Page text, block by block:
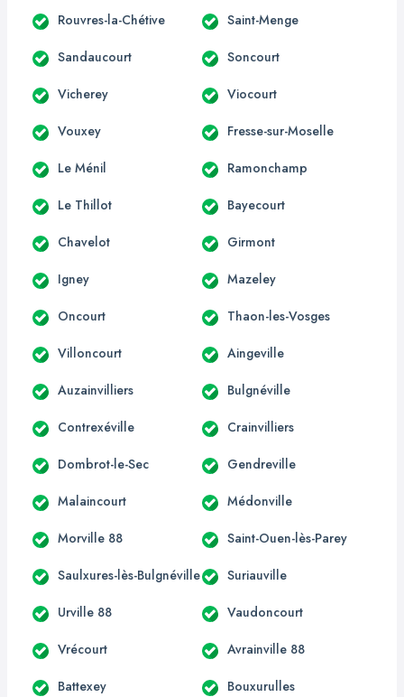
Rouvres-la-Chétive Saint-Menge
Sandaucourt Soncourt
Vicherey Viocourt
Vouxey Fresse-sur-Moselle
Le Ménil Ramonchamp
Le Thillot Bayecourt
Chavelot Girmont
Igney Mazeley
Oncourt Thaon-les-Vosges
Villoncourt Aingeville
Auzainvilliers Bulgnéville
Contrexéville Crainvilliers
Dombrot-le-Sec Gendreville
Malaincourt Médonville
Morville 88 Saint-Ouen-lès-Parey
Saulxures-lès-Bulgnéville Suriauville
Urville 88 Vaudoncourt
Vrécourt Avrainville 88
Battexey Bouxurulles